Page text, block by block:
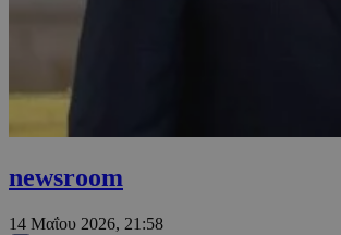
newsroom
14 Μαΐου 2026, 21:58